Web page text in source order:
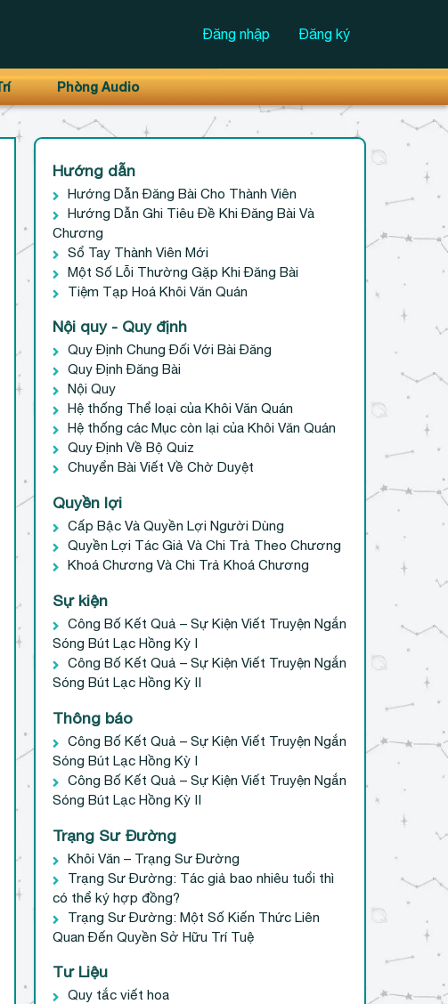
Đăng nhập Đăng ký
Phòng Audio
Hướng dẫn
Hướng Dẫn Đăng Bài Cho Thành Viên
Hướng Dẫn Ghi Tiêu Đề Khi Đăng Bài Và
Chương
Sổ Tay Thành Viên Mới
Một Số Lỗi Thường Gặp Khi Đăng Bài
Tiệm Tạp Hoá Khôi Văn Quán
Nội quy - Quy định
Quy Định Chung Đối Với Bài Đăng
Quy Định Đăng Bài
Nội Quy
Hệ thống Thể loại của Khôi Văn Quán
Hệ thống các Mục còn lại của Khôi Văn Quán
Quy Định Về Bộ Quiz
Chuyển Bài Viết Về Chờ Duyệt
Quyền lợi
Cấp Bậc Và Quyền Lợi Người Dùng
Quyền Lợi Tác Giả Và Chi Trả Theo Chương
Khoá Chương Và Chi Trả Khoá Chương
Sự kiện
Công Bố Kết Quả – Sự Kiện Viết Truyện Ngắn
Sóng Bút Lạc Hồng Kỳ I
Công Bố Kết Quả – Sự Kiện Viết Truyện Ngắn
Sóng Bút Lạc Hồng Kỳ II
Thông báo
Công Bố Kết Quả – Sự Kiện Viết Truyện Ngắn
Sóng Bút Lạc Hồng Kỳ I
Công Bố Kết Quả – Sự Kiện Viết Truyện Ngắn
Sóng Bút Lạc Hồng Kỳ II
Trạng Sư Đường
Khôi Văn – Trạng Sư Đường
Trạng Sư Đường: Tác giả bao nhiêu tuổi thì
có thể ký hợp đồng?
Trạng Sư Đường: Một Số Kiến Thức Liên
Quan Đến Quyền Sở Hữu Trí Tuệ
Tư Liệu
Quy tắc viết hoa